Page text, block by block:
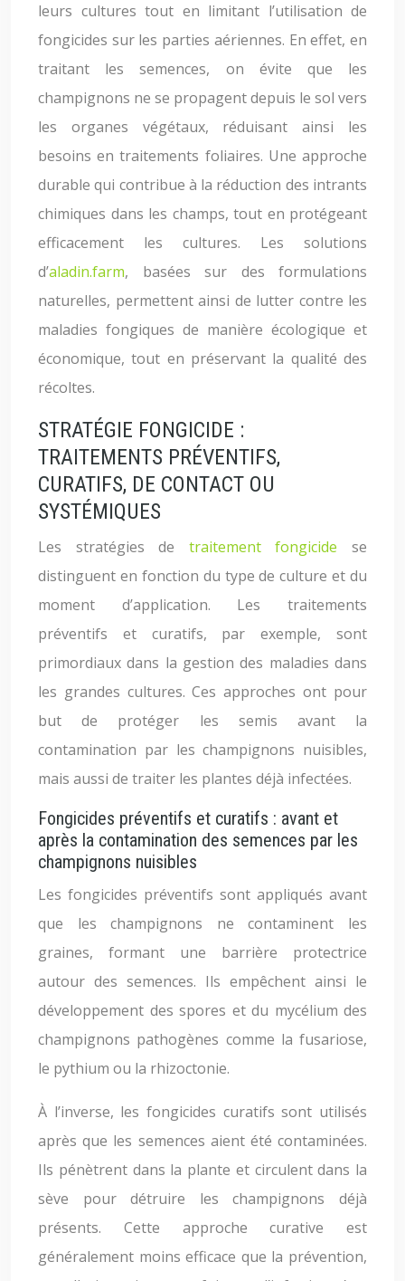
leurs cultures tout en limitant l’utilisation de
fongicides sur les parties aériennes. En effet, en
traitant les semences, on évite que les
champignons ne se propagent depuis le sol vers
les organes végétaux, réduisant ainsi les
besoins en traitements foliaires. Une approche
durable qui contribue à la réduction des intrants
chimiques dans les champs, tout en protégeant
efficacement les cultures. Les solutions
d’aladin.farm, basées sur des formulations
naturelles, permettent ainsi de lutter contre les
maladies fongiques de manière écologique et
économique, tout en préservant la qualité des
récoltes.
STRATÉGIE FONGICIDE :
TRAITEMENTS PRÉVENTIFS,
CURATIFS, DE CONTACT OU
SYSTÉMIQUES
Les stratégies de traitement fongicide se
distinguent en fonction du type de culture et du
moment d’application. Les traitements
préventifs et curatifs, par exemple, sont
primordiaux dans la gestion des maladies dans
les grandes cultures. Ces approches ont pour
but de protéger les semis avant la
contamination par les champignons nuisibles,
mais aussi de traiter les plantes déjà infectées.
Fongicides préventifs et curatifs : avant et
après la contamination des semences par les
champignons nuisibles
Les fongicides préventifs sont appliqués avant
que les champignons ne contaminent les
graines, formant une barrière protectrice
autour des semences. Ils empêchent ainsi le
développement des spores et du mycélium des
champignons pathogènes comme la fusariose,
le pythium ou la rhizoctonie.
À l’inverse, les fongicides curatifs sont utilisés
après que les semences aient été contaminées.
Ils pénètrent dans la plante et circulent dans la
sève pour détruire les champignons déjà
présents. Cette approche curative est
généralement moins efficace que la prévention,